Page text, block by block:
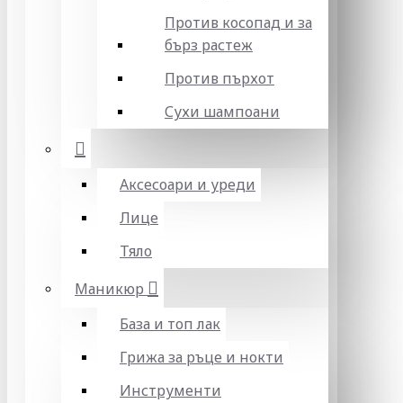
Против косопад и за
бърз растеж
Против пърхот
Сухи шампоани
Аксесоари и уреди
Лице
Тяло
Маникюр
База и топ лак
Грижа за ръце и нокти
Инструменти